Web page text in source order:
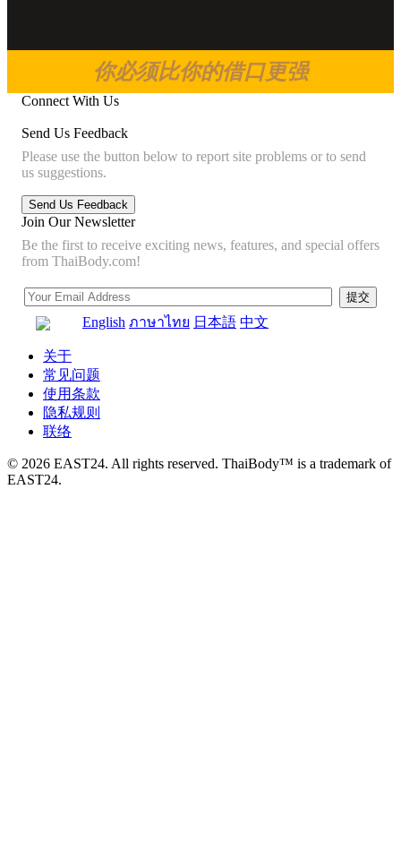
你必须比你的借口更强
Connect With Us
Send Us Feedback
Please use the button below to report site problems or to send
us suggestions.
Join Our Newsletter
Be the first to receive exciting news, features, and special offers
from ThaiBody.com!
English ภาษาไทย 日本語 中文
关于
常见问题
使用条款
隐私规则
联络
© 2026 EAST24. All rights reserved. ThaiBody™ is a trademark of
EAST24.